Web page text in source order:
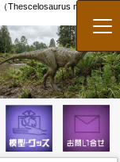
Thescelosaurus neglectus）
メ